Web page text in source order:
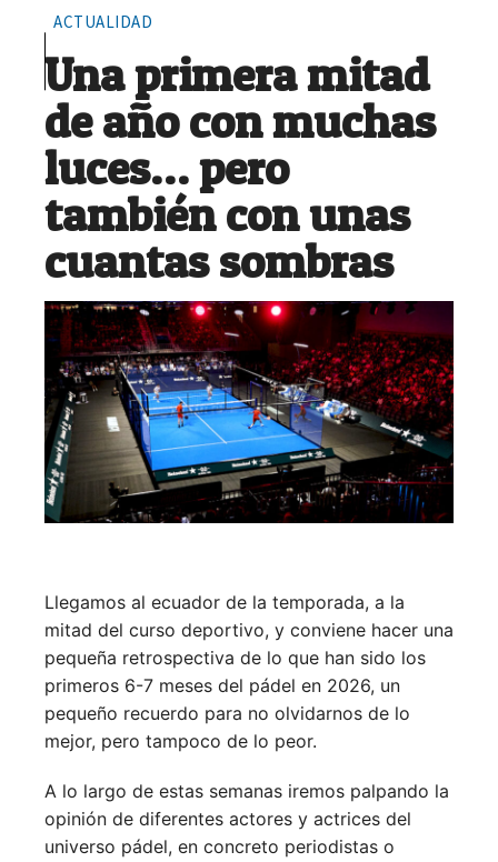
ACTUALIDAD
Una primera mitad
de año con muchas
luces… pero
también con unas
cuantas sombras
Llegamos al ecuador de la temporada, a la
mitad del curso deportivo, y conviene hacer una
pequeña retrospectiva de lo que han sido los
primeros 6-7 meses del pádel en 2026, un
pequeño recuerdo para no olvidarnos de lo
mejor, pero tampoco de lo peor.
A lo largo de estas semanas iremos palpando la
opinión de diferentes actores y actrices del
universo pádel, en concreto periodistas o